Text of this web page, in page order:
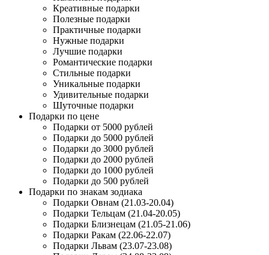
Креативные подарки
Полезные подарки
Практичные подарки
Нужные подарки
Лучшие подарки
Романтические подарки
Стильные подарки
Уникальные подарки
Удивительные подарки
Шуточные подарки
Подарки по цене
Подарки от 5000 рублей
Подарки до 5000 рублей
Подарки до 3000 рублей
Подарки до 2000 рублей
Подарки до 1000 рублей
Подарки до 500 рублей
Подарки по знакам зодиака
Подарки Овнам (21.03-20.04)
Подарки Тельцам (21.04-20.05)
Подарки Близнецам (21.05-21.06)
Подарки Ракам (22.06-22.07)
Подарки Львам (23.07-23.08)